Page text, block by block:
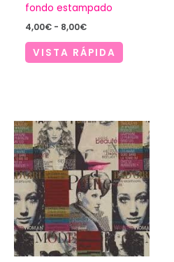
fondo estampado
4,00€ - 8,00€Rango
precios:
desde
VISTA RÁPIDA